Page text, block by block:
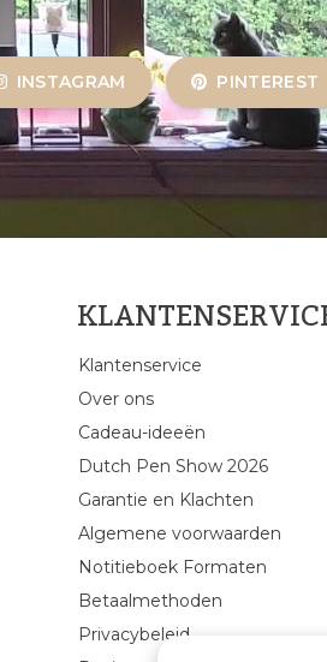
INSTAGRAM PINTEREST
Klantenservice
Over ons
Cadeau-ideeën
Dutch Pen Show 2026
Garantie en Klachten
Algemene voorwaarden
Notitieboek Formaten
Betaalmethoden
Privacybeleid